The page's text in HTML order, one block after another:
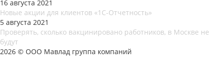
16 августа 2021
Новые акции для клиентов «1С-Отчетность»
5 августа 2021
Проверять, сколько вакцинировано работников, в Москве не
будут
2026 © ООО Мавлад группа компаний